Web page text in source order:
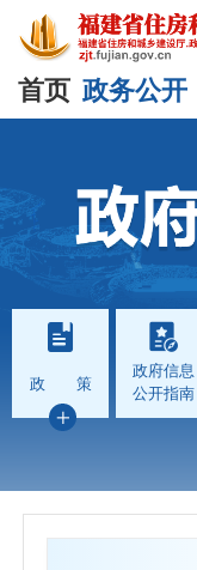
首页 政务公开
政 策
政府信息
公开指南